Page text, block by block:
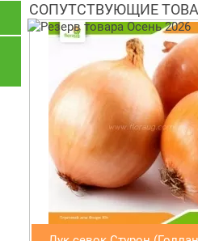
СОПУТСТВУЮЩИЕ